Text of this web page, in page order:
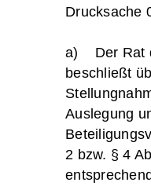
Drucksache
a) Der Rat
beschließt
Auslegung
2 bzw. § 4